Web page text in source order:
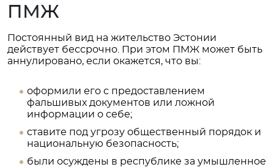
ПМЖ
Постоянный вид на жительство Эстонии
действует бессрочно. При этом ПМЖ может быть
аннулировано, если окажется, что вы:
оформили его с предоставлением
фальшивых документов или ложной
информации о себе;
ставите под угрозу общественный порядок и
национальную безопасность;
были осуждены в республике за умышленное